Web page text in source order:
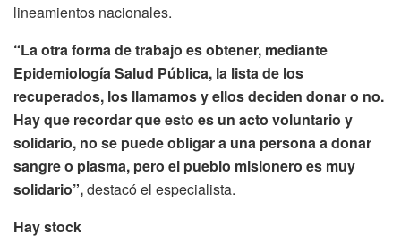
lineamientos nacionales.
“La otra forma de trabajo es obtener, mediante
Epidemiología Salud Pública, la lista de los
recuperados, los llamamos y ellos deciden donar o no.
Hay que recordar que esto es un acto voluntario y
solidario, no se puede obligar a una persona a donar
sangre o plasma, pero el pueblo misionero es muy
solidario”,destacó el especialista.
Hay stock